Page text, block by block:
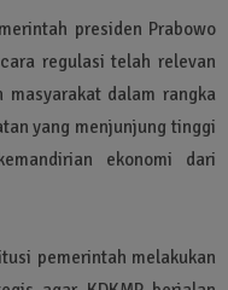
presiden Prabowo
regulasi telah relevan
masyarakat dalam rangka
yang menjunjung tinggi
ekonomi dari
pemerintah melakukan